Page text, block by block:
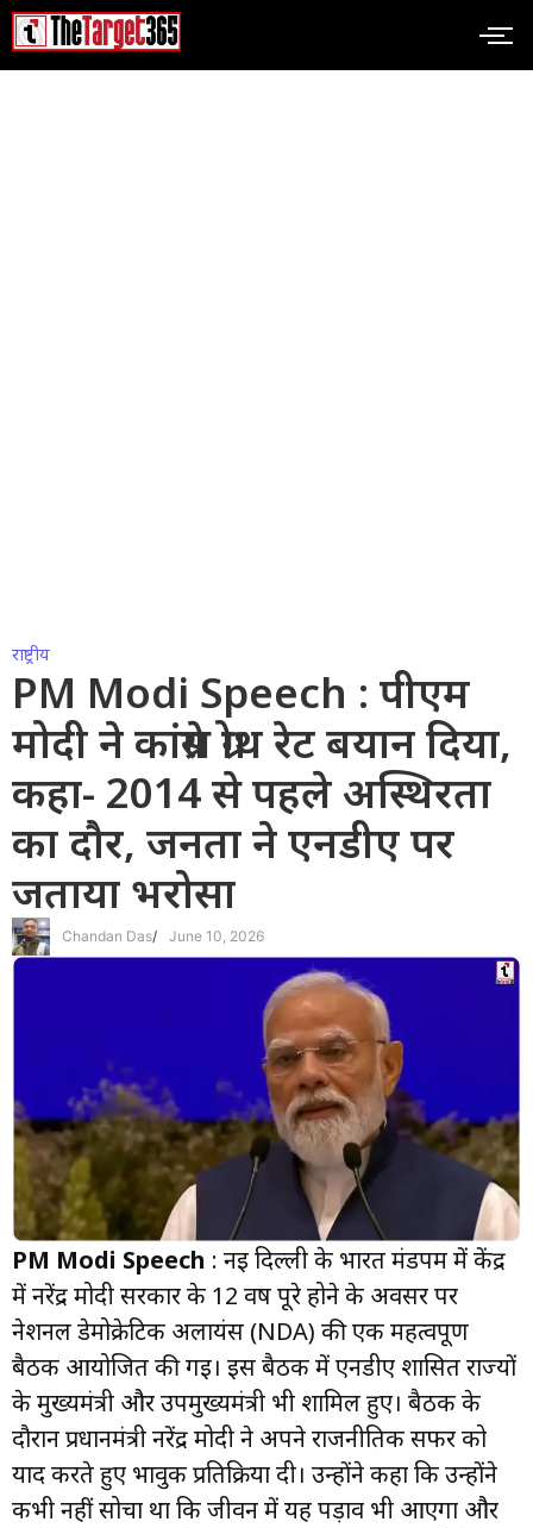
राष्ट्रीय
PM Modi Speech : पीएम
मोदी ने कांग्रेस ग्रोथ रेट बयान दिया,
कहा- 2014 से पहले अस्थिरता
का दौर, जनता ने एनडीए पर
जताया भरोसा
Chandan Das/ June 10, 2026
PM Modi Speech : नई दिल्ली के भारत मंडपम में केंद्र
में नरेंद्र मोदी सरकार के 12 वर्ष पूरे होने के अवसर पर
नेशनल डेमोक्रेटिक अलायंस (NDA) की एक महत्वपूर्ण
बैठक आयोजित की गई। इस बैठक में एनडीए शासित राज्यों
के मुख्यमंत्री और उपमुख्यमंत्री भी शामिल हुए। बैठक के
दौरान प्रधानमंत्री नरेंद्र मोदी ने अपने राजनीतिक सफर को
याद करते हुए भावुक प्रतिक्रिया दी। उन्होंने कहा कि उन्होंने
कभी नहीं सोचा था कि जीवन में यह पड़ाव भी आएगा और